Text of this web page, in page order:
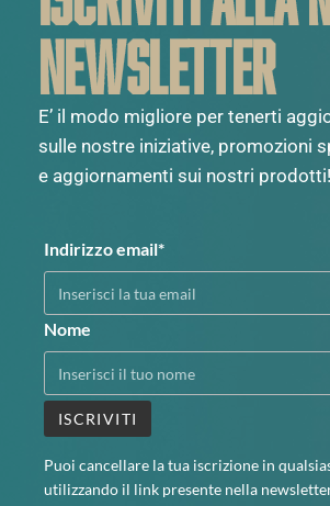
NEWSLETTER
E’ il modo migliore per tenerti
sulle nostre iniziative, promozioni
e aggiornamenti sui nostri prodotti!
Indirizzo email*
Nome
Puoi cancellare la tua iscrizione in
utilizzando il link presente nella